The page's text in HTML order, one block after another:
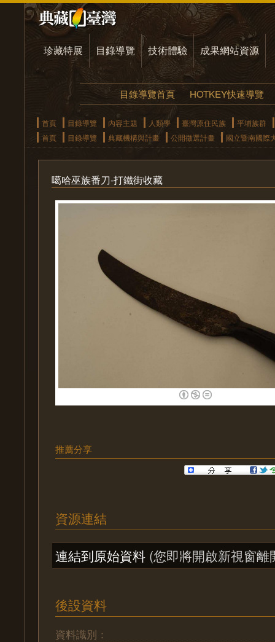
珍藏特展 目錄導覽 技術體驗 成果網站資源
目錄導覽首頁 HOTKEY快速導覽
首頁 目錄導覽 內容主題 人類學 臺灣原住民族
平埔族群
首頁
目錄導覽 典藏機構與計畫 公開徵選計畫 國立暨南國際
噶哈巫族番刀-打鐵街收藏
推薦分享
資源連結
連結到原始資料 (您即將開啟新視窗離
後設資料
資料識別：